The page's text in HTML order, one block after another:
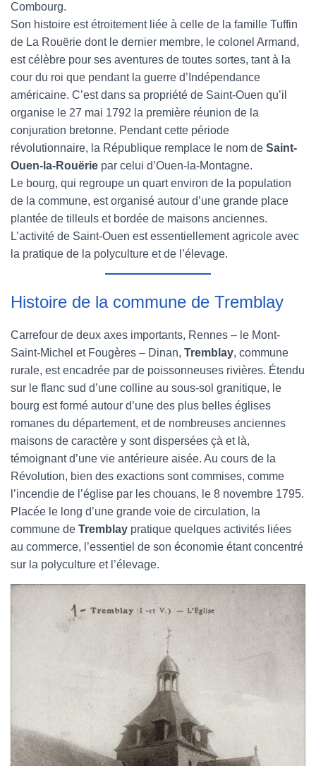
Combourg.
Son histoire est étroitement liée à celle de la famille Tuffin
de La Rouërie dont le dernier membre, le colonel Armand,
est célèbre pour ses aventures de toutes sortes, tant à la
cour du roi que pendant la guerre d’Indépendance
américaine. C’est dans sa propriété de Saint-Ouen qu’il
organise le 27 mai 1792 la première réunion de la
conjuration bretonne. Pendant cette période
révolutionnaire, la République remplace le nom de Saint-
Ouen-la-Rouërie par celui d’Ouen-la-Montagne.
Le bourg, qui regroupe un quart environ de la population
de la commune, est organisé autour d’une grande place
plantée de tilleuls et bordée de maisons anciennes.
L’activité de Saint-Ouen est essentiellement agricole avec
la pratique de la polyculture et de l’élevage.
Histoire de la commune de Tremblay
Carrefour de deux axes importants, Rennes – le Mont-
Saint-Michel et Fougères – Dinan, Tremblay, commune
rurale, est encadrée par de poissonneuses rivières. Étendu
sur le flanc sud d’une colline au sous-sol granitique, le
bourg est formé autour d’une des plus belles églises
romanes du département, et de nombreuses anciennes
maisons de caractère y sont dispersées çà et là,
témoignant d’une vie antérieure aisée. Au cours de la
Révolution, bien des exactions sont commises, comme
l’incendie de l’église par les chouans, le 8 novembre 1795.
Placée le long d’une grande voie de circulation, la
commune de Tremblay pratique quelques activités liées
au commerce, l’essentiel de son économie étant concentré
sur la polyculture et l’élevage.